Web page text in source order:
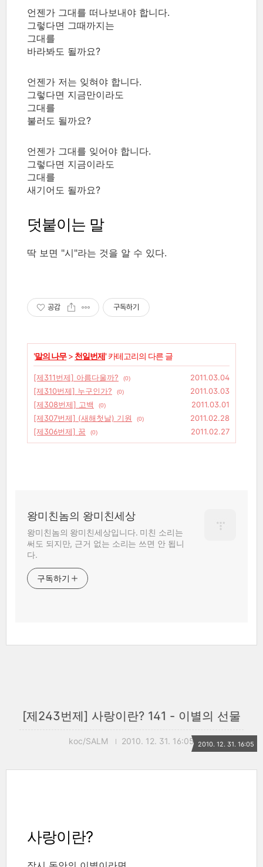
언젠가 그대를 떠나보내야 합니다.
그렇다면 그때까지는
그대를
바라봐도 될까요?
언젠가 저는 잊혀야 합니다.
그렇다면 지금만이라도
그대를
불러도 될까요?
언젠가 그대를 잊어야 합니다.
그렇다면 지금이라도
그대를
새기어도 될까요?
덧붙이는 말
딱 보면 "시"라는 것을 알 수 있다.
공감 구독하기
'말의 나무> 천일번제' 카테고리의 다른 글
[제311번제] 아름다울까? (0)
2011.03.04
[제310번제] 누구인가?
(0)
2011.03.03
[제308번제] 고백
(0)
2011.03.01
[제307번제] (새해첫날) 기원
(0)
2011.02.28
[제306번제] 꿈
(0) 2011.02.27
왕미친놈의 왕미친세상
왕미친놈의 왕미친세상입니다. 미친 소리는
써도 되지만, 근거 없는 소리는 쓰면 안 됩니
다.
구독하기
[제243번제] 사랑이란? 141 - 이별의 선물
koc/SALM 2010. 12. 31. 16:05 2010. 12. 31. 16:05
사랑이란?